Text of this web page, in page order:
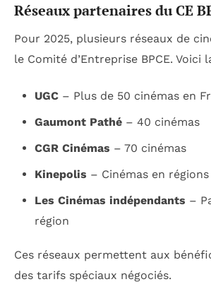
Réseaux partenaires du CE
Pour 2025, plusieurs réseaux de
le Comité d’Entreprise BPCE. Voici
UGC– Plus de 50 cinémas en
Gaumont Pathé– 40 cinémas
CGR Cinémas – 70 cinémas
Kinepolis – Cinémas en
Les Cinémas indépendants –
région
Ces réseaux permettent aux
des tarifs spéciaux négociés.